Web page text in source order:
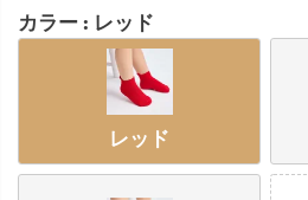
カラー レッド
レッド